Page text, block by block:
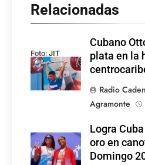
Relacionadas
Foto: JIT
Cubano
plata en la
Radio
Agramonte
Foto: Internet
Logra
oro en
Domingo